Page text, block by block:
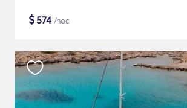
$574/noc